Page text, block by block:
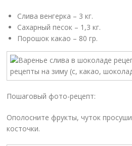
Слива венгерка – 3 кг.
Сахарный песок – 1,3 кг.
Порошок какао – 80 гр.
Пошаговый фото-рецепт:
Ополосните фрукты, чуток
косточки.